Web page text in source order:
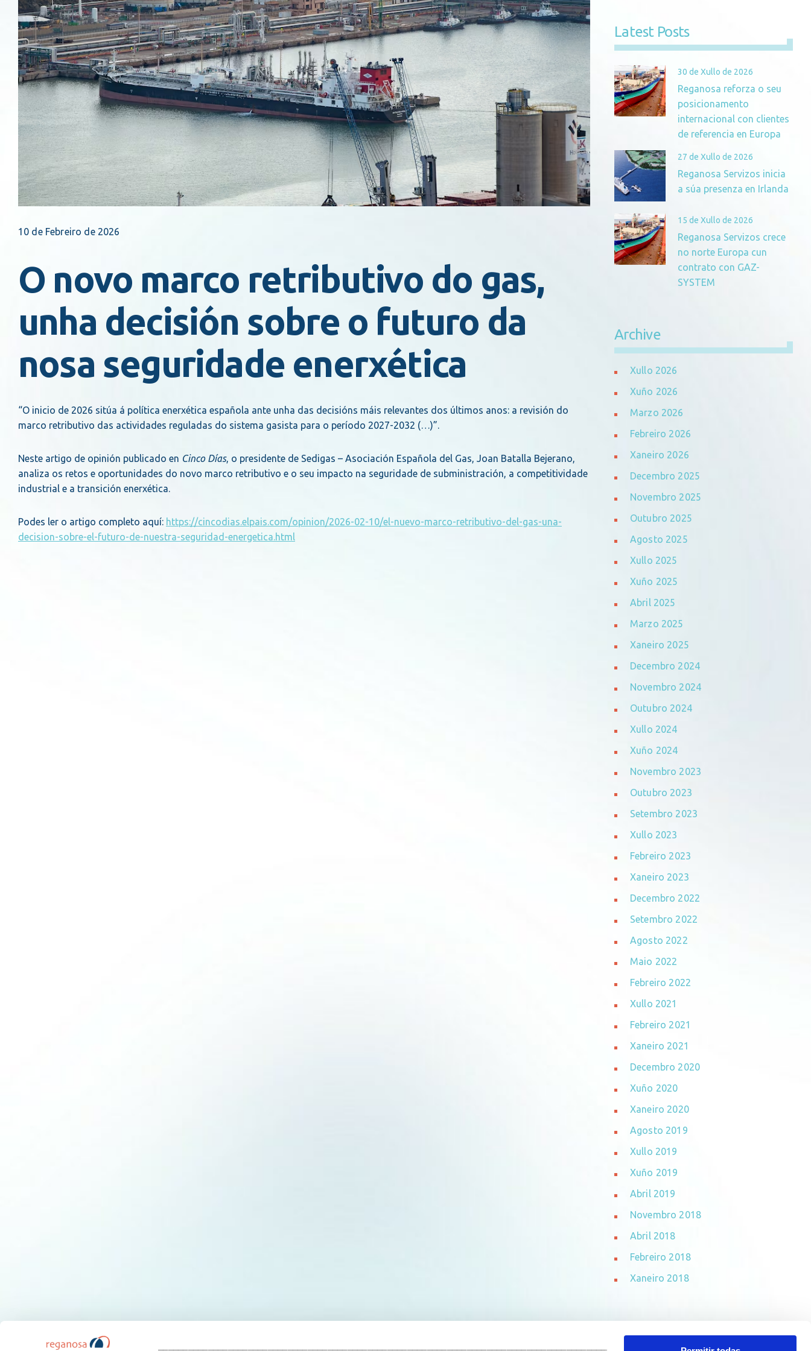
___________________________________________________________________________________________________________
10 de Febreiro de 2026
O novo marco retributivo do gas,
unha decisión sobre o futuro da
nosa seguridade enerxética
“O inicio de 2026 sitúa á política enerxética española ante unha das decisións máis relevantes dos últimos anos: a revisión do
marco retributivo das actividades reguladas do sistema gasista para o período 2027-2032 (…)”.
Neste artigo de opinión publicado en Cinco Días, o presidente de Sedigas – Asociación Española del Gas, Joan Batalla Bejerano,
analiza os retos e oportunidades do novo marco retributivo e o seu impacto na seguridade de subministración, a competitividade
industrial e a transición enerxética.
Podes ler o artigo completo aquí: https://cincodias.elpais.com/opinion/2026-02-10/el-nuevo-marco-retributivo-del-gas-una-
decision-sobre-el-futuro-de-nuestra-seguridad-energetica.html
Latest Posts
Reganosa reforza o seu
posicionamento
internacional con clientes
de referencia en Europa
30 de Xullo de 2026
Reganosa Servizos inicia
a súa presenza en Irlanda
27 de Xullo de 2026
Reganosa Servizos crece
no norte Europa cun
contrato con GAZ-
SYSTEM
15 de Xullo de 2026
Archive
Xullo 2026
Xuño 2026
Marzo 2026
Febreiro 2026
Xaneiro 2026
Decembro 2025
Novembro 2025
Outubro 2025
Agosto 2025
Xullo 2025
Xuño 2025
Abril 2025
Marzo 2025
Xaneiro 2025
Decembro 2024
Novembro 2024
Outubro 2024
Xullo 2024
Xuño 2024
Novembro 2023
Outubro 2023
Setembro 2023
Xullo 2023
Febreiro 2023
Xaneiro 2023
Decembro 2022
Setembro 2022
Agosto 2022
Maio 2022
Febreiro 2022
Xullo 2021
Febreiro 2021
Xaneiro 2021
Decembro 2020
Xuño 2020
Xaneiro 2020
Agosto 2019
Xullo 2019
Xuño 2019
Abril 2019
Novembro 2018
Abril 2018
Febreiro 2018
Xaneiro 2018